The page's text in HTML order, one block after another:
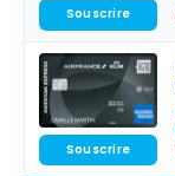
Souscrire
Souscrire